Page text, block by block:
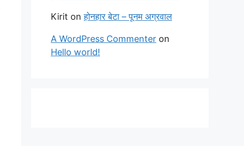
Kirit onहोनहार बेटा – पूनम अग्रवाल
A WordPress Commenter on
Hello world!